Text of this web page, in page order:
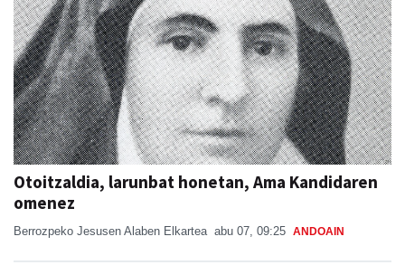
Otoitzaldia, larunbat honetan, Ama Kandidaren
omenez
Berrozpeko Jesusen Alaben Elkartea abu 07, 09:25 ANDOAIN